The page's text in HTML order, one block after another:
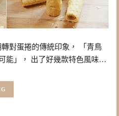
對蛋捲的傳統印象， 「青鳥
能」， 出了好幾款特色風味…